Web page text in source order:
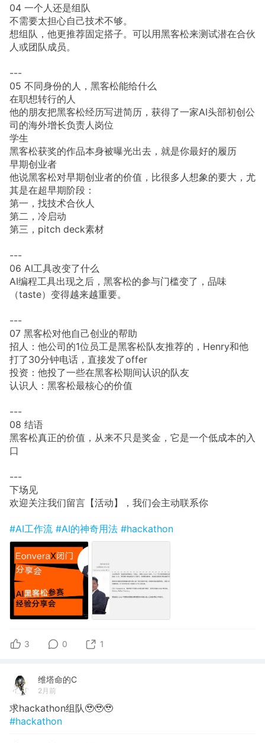
04 一个人还是组队
不需要太担心自己技术不够。
想组队，他更推荐固定搭子。可以用黑客松来测试潜在合伙
人或团队成员。
---
05 不同身份的人，黑客松能给什么
在职想转行的人
他的朋友把黑客松经历写进简历，获得了一家AI头部初创公
司的海外增长负责人岗位
学生
黑客松获奖的作品本身被曝光出去，就是你最好的履历
早期创业者
他说黑客松对早期创业者的价值，比很多人想象的要大，尤
其是在超早期阶段：
第一，找技术合伙人
第二，冷启动
第三，pitch deck素材
---
06 AI工具改变了什么
AI编程工具出现之后，黑客松的参与门槛变了，品味
（taste）变得越来越重要。
---
07 黑客松对他自己创业的帮助
招人：他公司的1位员工是黑客松队友推荐的，Henry和他
打了30分钟电话，直接发了offer
投资：他投了一些在黑客松期间认识的队友
认识人：黑客松最核心的价值
---
08 结语
黑客松真正的价值，从来不只是奖金，它是一个低成本的入
口
---
下场见
欢迎关注我们留言【活动】，我们会主动联系你
#AI工作流 #AI的神奇用法 #hackathon
3 0 1
维塔命的C
2月前
求hackathon组队🥹🥹🥹
#hackathon